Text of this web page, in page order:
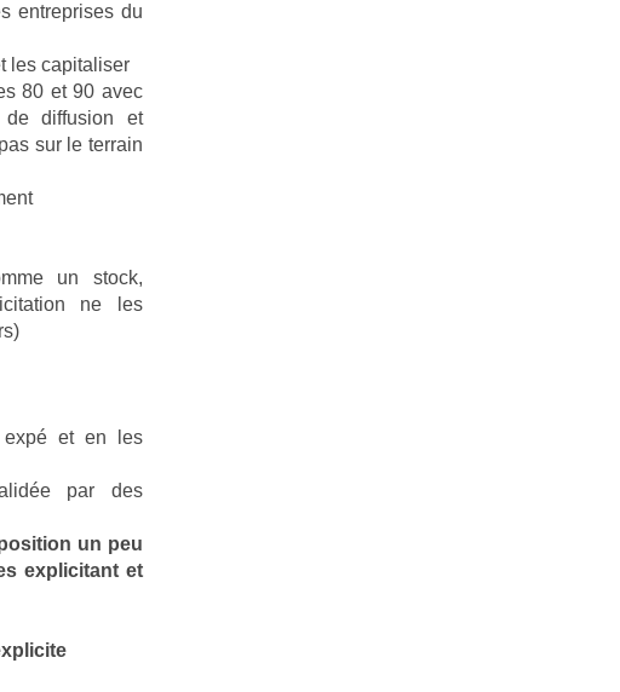
entreprises du
les capitaliser
80 et 90 avec
de diffusion et
sur le terrain
un stock,
ne les
expé et en les
par des
un peu
explicitant et